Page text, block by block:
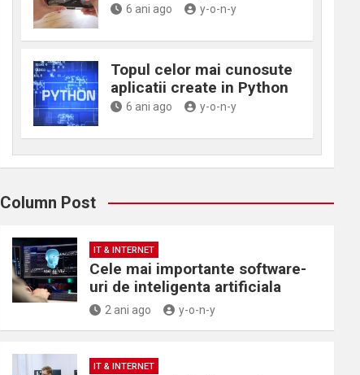
6 ani ago y-o-n-y
Topul celor mai cunosute
aplicatii create in Python
6 ani ago y-o-n-y
Column Post
IT & INTERNET
Cele mai importante software-
uri de inteligenta artificiala
2 ani ago y-o-n-y
IT & INTERNET